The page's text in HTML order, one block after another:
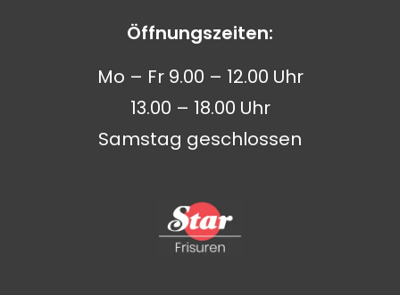
Öffnungszeiten:
Mo – Fr 9.00 – 12.00 Uhr
13.00 – 18.00 Uhr
Samstag geschlossen